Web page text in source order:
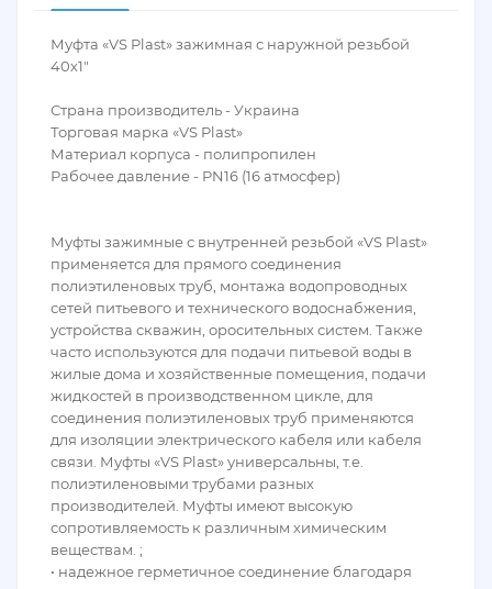
Муфта «VS Plast» зажимная с наружной резьбой
40х1″
Страна производитель - Украина
Торговая марка «VS Plast»
Материал корпуса - полипропилен
Рабочее давление - PN16 (16 атмосфер)
Муфты зажимные с внутренней резьбой «VS Plast»
применяется для прямого соединения
полиэтиленовых труб, монтажа водопроводных
сетей питьевого и технического водоснабжения,
устройства скважин, оросительных систем. Также
часто используются для подачи питьевой воды в
жилые дома и хозяйственные помещения, подачи
жидкостей в производственном цикле, для
соединения полиэтиленовых труб применяются
для изоляции электрического кабеля или кабеля
связи. Муфты «VS Plast» универсальны, т.е.
полиэтиленовыми трубами разных
производителей. Муфты имеют высокую
сопротивляемость к различным химическим
веществам. ;
• надежное герметичное соединение благодаря